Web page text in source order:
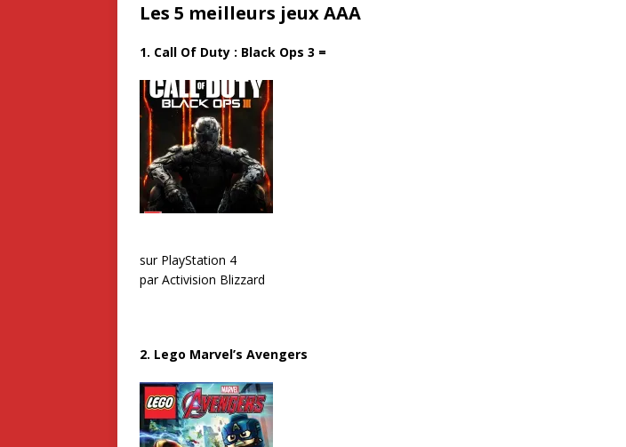
Les 5 meilleurs jeux AAA
1. Call Of Duty : Black Ops 3 =
sur PlayStation 4
par Activision Blizzard
2. Lego Marvel’s Avengers